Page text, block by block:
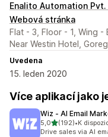
Enalito Automation
Webová stránka
Flat - 3, Floor - 1, Wing -
Near Westin Hotel,
Uvedena
15. leden 2020
Více aplikací jako
Wiz ‑ AI Email
5,0z 5 hvězd
(192)
Celkový počet
•K
Drive sales via AI